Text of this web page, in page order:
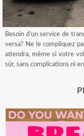
Besoin d’un service de
versa? Ne le compliquez
attendra, même si votre
sûr, sans complications ni